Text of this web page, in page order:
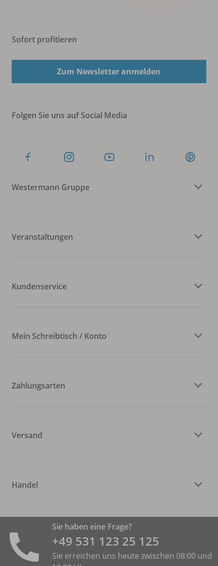
Sofort profitieren
Zum Newsletter anmelden
Folgen Sie uns auf Social Media
Westermann Gruppe
Veranstaltungen
Kundenservice
Mein Schreibtisch / Konto
Zahlungsarten
Versand
Handel
Sie haben eine Frage?
+49 531 ­123 25 125
Sie erreichen uns heute zwischen 08:00 und